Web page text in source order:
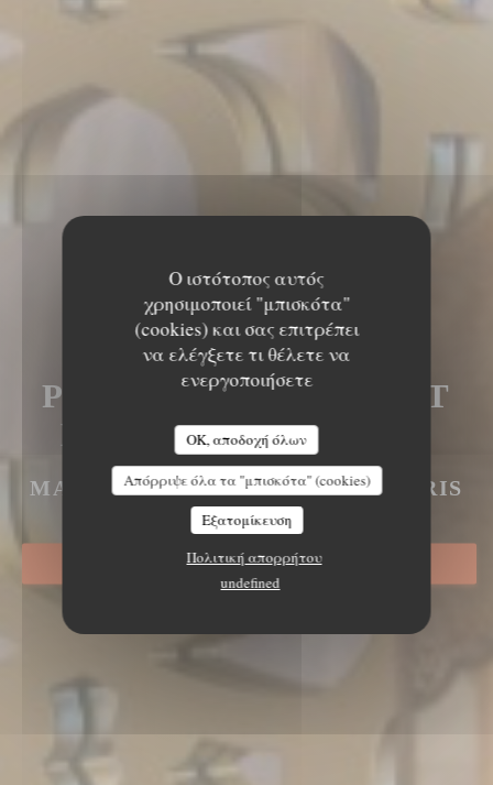
Ο ιστότοπος αυτός
χρησιμοποιεί "μπισκότα"
(cookies) και σας επιτρέπει
να ελέγξετε τι θέλετε να
ενεργοποιήσετε
OK, αποδοχή όλων
Απόρριψε όλα τα "μπισκότα" (cookies)
Εξατομίκευση
Πολιτική απορρήτου
undefined
LE MECHOUI DU
PRINCE RESTAURANT
MAROCAIN À PARIS
LE MECHOUI DU
ΜΑΡΟΚΙΝΉ ΓΑΣΤΡΟΝΟΜΊΑ | PARIS
ΚΆΝΤΕ ΚΡΆΤΗΣΗ ΤΡΑΠΕΖΙΟΎ